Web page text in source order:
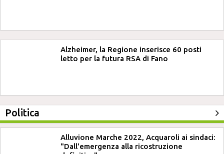
Alzheimer, la Regione inserisce 60 posti
letto per la futura RSA di Fano
Politica
Alluvione Marche 2022, Acquaroli ai sindaci:
"Dall'emergenza alla ricostruzione